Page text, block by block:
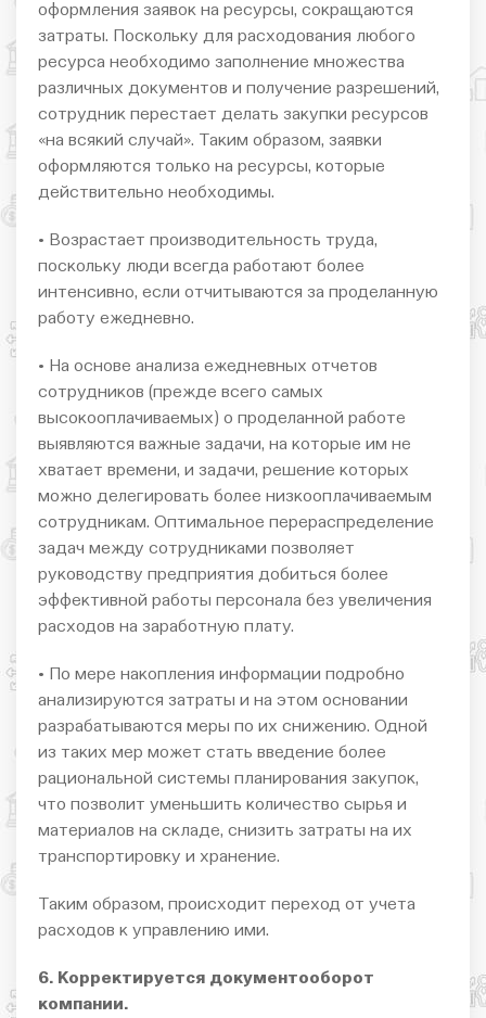
оформления заявок на ресурсы, сокращаются
затраты. Поскольку для расходования любого
ресурса необходимо заполнение множества
различных документов и получение разрешений,
сотрудник перестает делать закупки ресурсов
«на всякий случай». Таким образом, заявки
оформляются только на ресурсы, которые
действительно необходимы.
• Возрастает производительность труда,
поскольку люди всегда работают более
интенсивно, если отчитываются за проделанную
работу ежедневно.
• На основе анализа ежедневных отчетов
сотрудников (прежде всего самых
высокооплачиваемых) о проделанной работе
выявляются важные задачи, на которые им не
хватает времени, и задачи, решение которых
можно делегировать более низкооплачиваемым
сотрудникам. Оптимальное перераспределение
задач между сотрудниками позволяет
руководству предприятия добиться более
эффективной работы персонала без увеличения
расходов на заработную плату.
• По мере накопления информации подробно
анализируются затраты и на этом основании
разрабатываются меры по их снижению. Одной
из таких мер может стать введение более
рациональной системы планирования закупок,
что позволит уменьшить количество сырья и
материалов на складе, снизить затраты на их
транспортировку и хранение.
Таким образом, происходит переход от учета
расходов к управлению ими.
6. Корректируется документооборот
компании.